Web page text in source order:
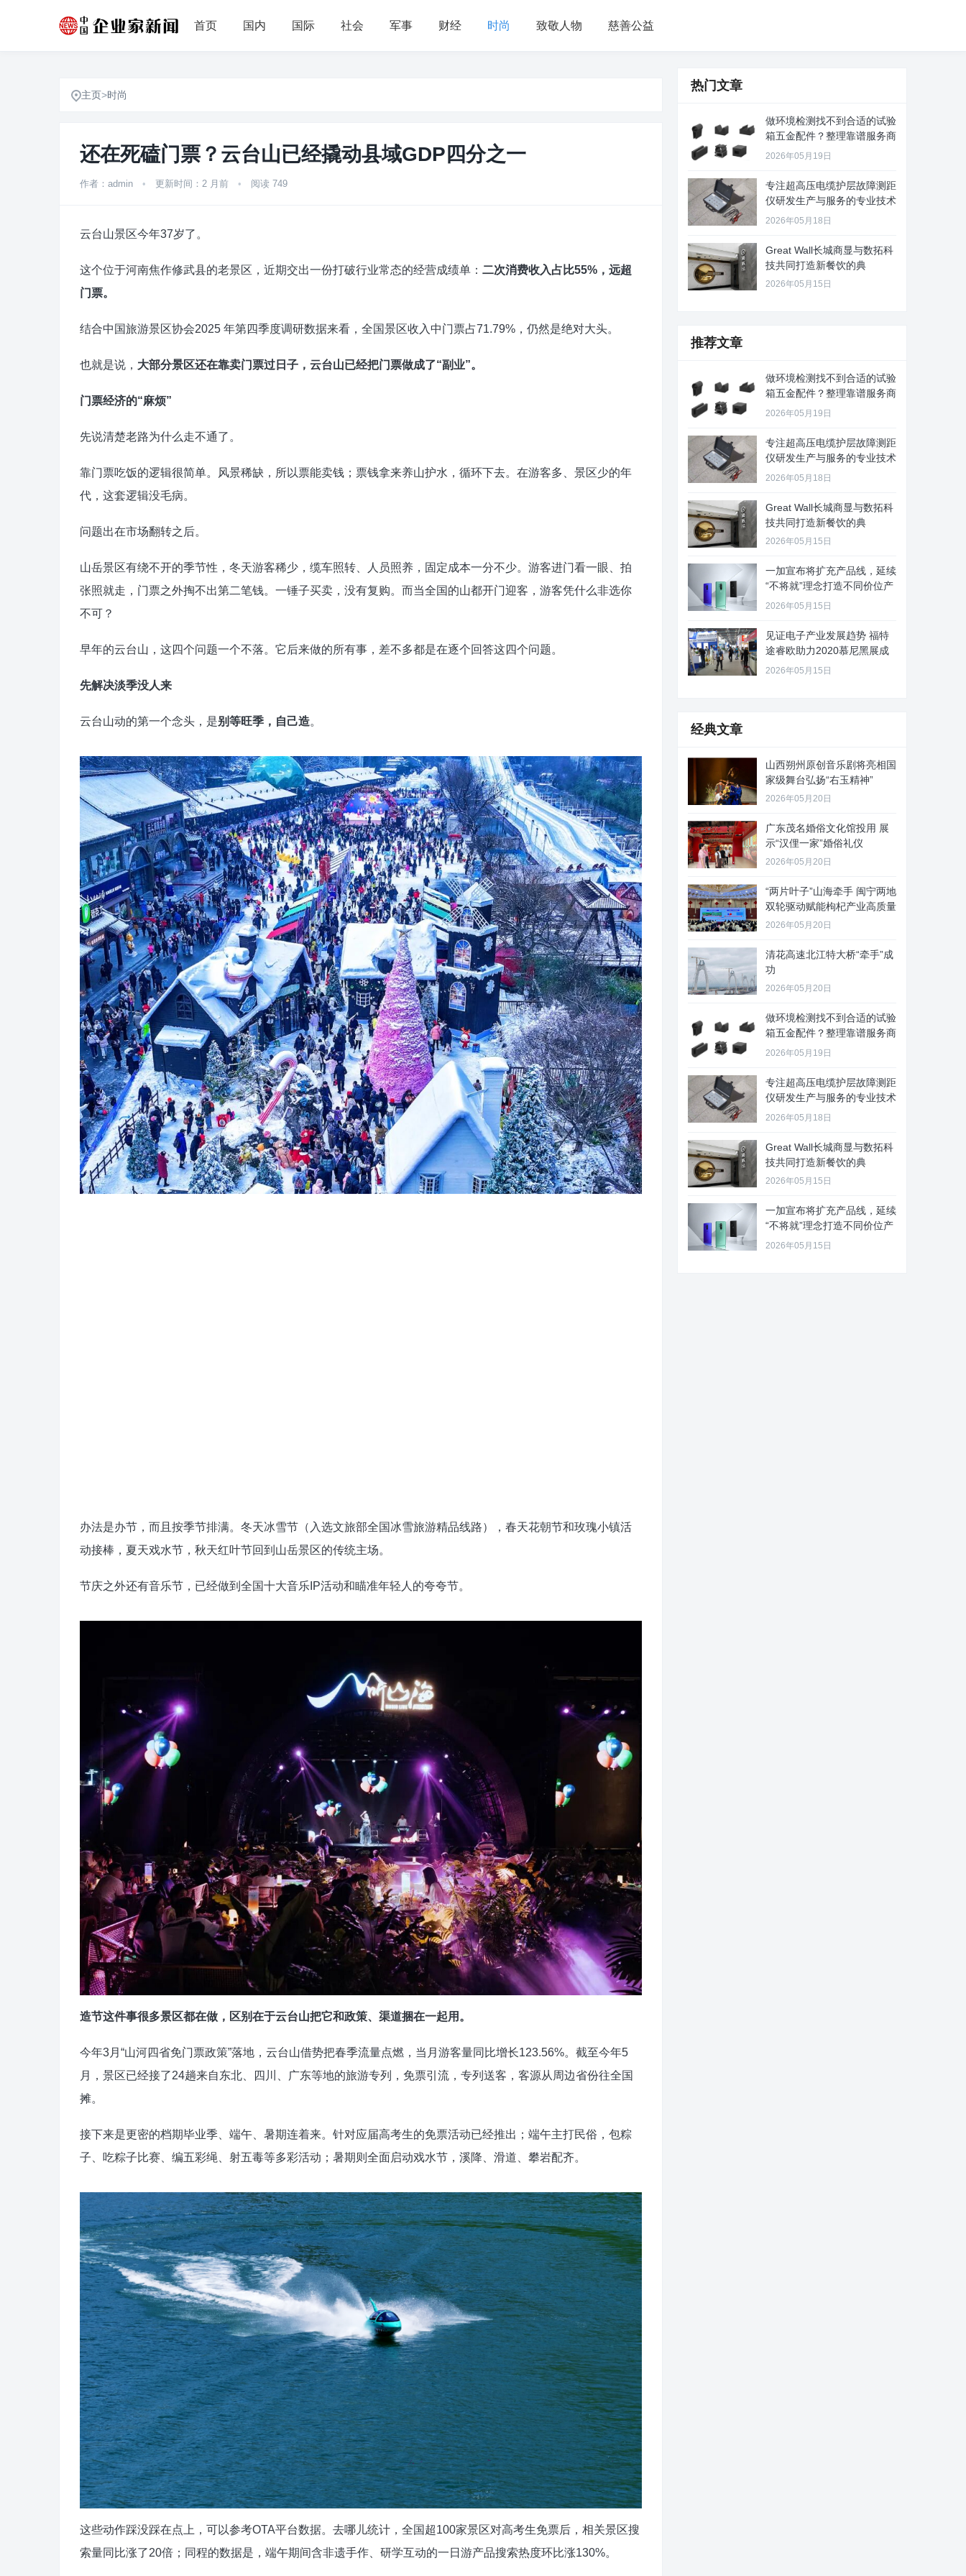
首页 国内 国际 社会 军事 财经 时尚 致敬人物 慈善公益
主页>时尚
还在死磕门票？云台山已经撬动县域GDP四分之一
作者：admin • 更新时间：2 月前 • 阅读 749
云台山景区今年37岁了。
这个位于河南焦作修武县的老景区，近期交出一份打破行业常态的经营成绩单： 二次消费收入占比55%，远超
门票。
结合中国旅游景区协会2025 年第四季度调研数据来看，全国景区收入中门票占71.79%，仍然是绝对大头。
也就是说， 大部分景区还在靠卖门票过日子，云台山已经把门票做成了“副业”。
门票经济的“麻烦”
先说清楚老路为什么走不通了。
靠门票吃饭的逻辑很简单。风景稀缺，所以票能卖钱；票钱拿来养山护水，循环下去。在游客多、景区少的年
代，这套逻辑没毛病。
问题出在市场翻转之后。
山岳景区有绕不开的季节性，冬天游客稀少，缆车照转、人员照养，固定成本一分不少。游客进门看一眼、拍
张照就走，门票之外掏不出第二笔钱。一锤子买卖，没有复购。而当全国的山都开门迎客，游客凭什么非选你
不可？
早年的云台山，这四个问题一个不落。它后来做的所有事，差不多都是在逐个回答这四个问题。
先解决淡季没人来
云台山动的第一个念头，是别等旺季，自己造。
办法是办节，而且按季节排满。冬天冰雪节（入选文旅部全国冰雪旅游精品线路），春天花朝节和玫瑰小镇活
动接棒，夏天戏水节，秋天红叶节回到山岳景区的传统主场。
节庆之外还有音乐节，已经做到全国十大音乐IP活动和瞄准年轻人的夸夸节。
造节这件事很多景区都在做，区别在于云台山把它和政策、渠道捆在一起用。
今年3月“山河四省免门票政策”落地，云台山借势把春季流量点燃，当月游客量同比增长123.56%。截至今年5
月，景区已经接了24趟来自东北、四川、广东等地的旅游专列，免票引流，专列送客，客源从周边省份往全国
摊。
接下来是更密的档期毕业季、端午、暑期连着来。针对应届高考生的免票活动已经推出；端午主打民俗，包粽
子、吃粽子比赛、编五彩绳、射五毒等多彩活动；暑期则全面启动戏水节，溪降、滑道、攀岩配齐。
这些动作踩没踩在点上，可以参考OTA平台数据。去哪儿统计，全国超100家景区对高考生免票后，相关景区搜
索量同比涨了20倍；同程的数据是，端午期间含非遗手作、研学互动的一日游产品搜索热度环比涨130%。
热门文章
做环境检测找不到合适的试验
箱五金配件？整理靠谱服务商
给你
2026年05月19日
专注超高压电缆护层故障测距
仪研发生产与服务的专业技术
公司
2026年05月18日
Great Wall长城商显与数拓科
技共同打造新餐饮的典
2026年05月15日
推荐文章
做环境检测找不到合适的试验
箱五金配件？整理靠谱服务商
给你
2026年05月19日
专注超高压电缆护层故障测距
仪研发生产与服务的专业技术
公司
2026年05月18日
Great Wall长城商显与数拓科
技共同打造新餐饮的典
2026年05月15日
一加宣布将扩充产品线，延续
“不将就”理念打造不同价位产
品
2026年05月15日
见证电子产业发展趋势 福特
途睿欧助力2020慕尼黑展成
功
2026年05月15日
经典文章
山西朔州原创音乐剧将亮相国
家级舞台弘扬“右玉精神”
2026年05月20日
广东茂名婚俗文化馆投用 展
示“汉俚一家”婚俗礼仪
2026年05月20日
“两片叶子”山海牵手 闽宁两地
双轮驱动赋能枸杞产业高质量
2026年05月20日
清花高速北江特大桥“牵手”成
功
2026年05月20日
做环境检测找不到合适的试验
箱五金配件？整理靠谱服务商
给你
2026年05月19日
专注超高压电缆护层故障测距
仪研发生产与服务的专业技术
公司
2026年05月18日
Great Wall长城商显与数拓科
技共同打造新餐饮的典
2026年05月15日
一加宣布将扩充产品线，延续
“不将就”理念打造不同价位产
品
2026年05月15日